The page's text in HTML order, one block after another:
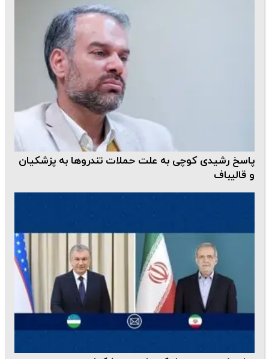
پاسخ رشیدی کوچی به علت حملات تندروها به پزشکیان
و قالیباف